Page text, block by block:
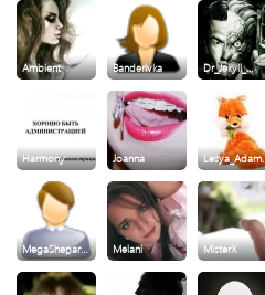
Ambient Banderivka Dr_Jekyll_…
Harmony Joanna
MegaShepar… Melani MisterX